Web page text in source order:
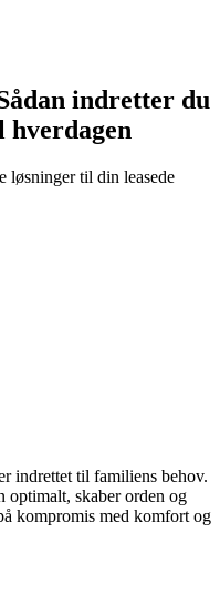
indretter du
hverdagen
løsninger til din leasede
indrettet til familiens behov.
optimalt, skaber orden og
kompromis med komfort og